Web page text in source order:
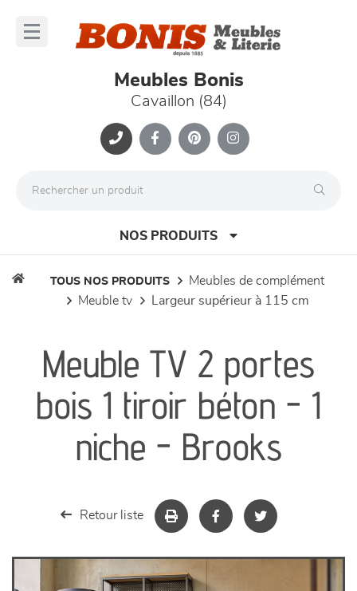
Meubles Bonis
Cavaillon (84)
NOS PRODUITS
séjours
meubles de complément
chambres et dressing
TOUS NOS PRODUITS
meubles de complément
meuble tv
largeur supérieur à 115 cm
Meuble TV 2 portes
bois 1 tiroir béton - 1
niche - Brooks
Retour liste